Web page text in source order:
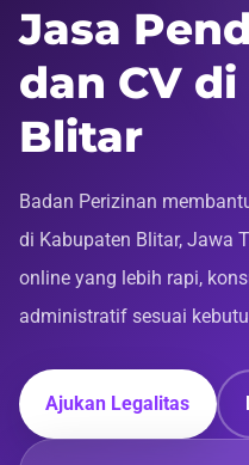
Jasa
dan CV
Blitar
Badan Perizinan
di Kabupaten Blitar, Jawa
online yang lebih rapi,
administratif sesuai
Ajukan Legalitas